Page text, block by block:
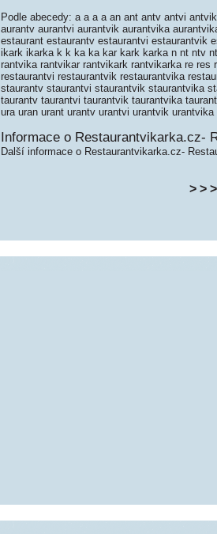
Podle abecedy: a a a a an ant antv antvi
aurantv aurantvi aurantvik aurantvika
estaurant estaurantv estaurantvi estaurantvik
ikark ikarka k k ka ka kar kark karka n nt ntv
rantvika rantvikar rantvikark rantvikarka re res
restaurantvi restaurantvik restaurantvika
staurantv staurantvi staurantvik staurantvika
taurantv taurantvi taurantvik taurantvika
ura uran urant urantv urantvi urantvik
Informace o Restaurantvikarka.cz-
Další informace o Restaurantvikarka.cz-
> > >